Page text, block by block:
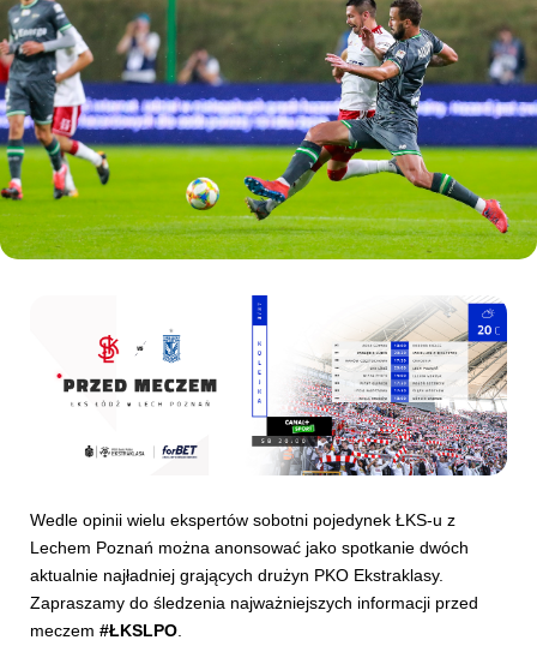
Akademia
Biznes
Dla mediów
Kibice
SKLEP KUP BILET
Wedle opinii wielu ekspertów sobotni pojedynek ŁKS-u z
Lechem Poznań można anonsować jako spotkanie dwóch
aktualnie najładniej grających drużyn PKO Ekstraklasy.
Zapraszamy do śledzenia najważniejszych informacji przed
meczem #ŁKSLPO